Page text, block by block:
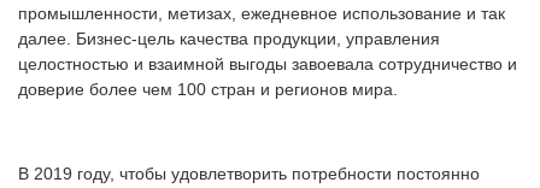
промышленности, метизах, ежедневное использование и так
далее. Бизнес-цель качества продукции, управления
целостностью и взаимной выгоды завоевала сотрудничество и
доверие более чем 100 стран и регионов мира.
В 2019 году, чтобы удовлетворить потребности постоянно